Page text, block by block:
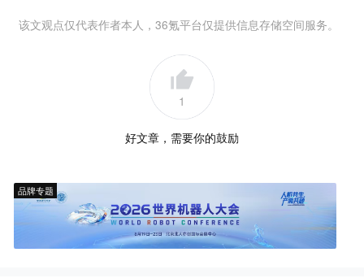
该文观点仅代表作者本人，36氪平台仅提供信息存储空间服务。
1
好文章，需要你的鼓励
品牌专题